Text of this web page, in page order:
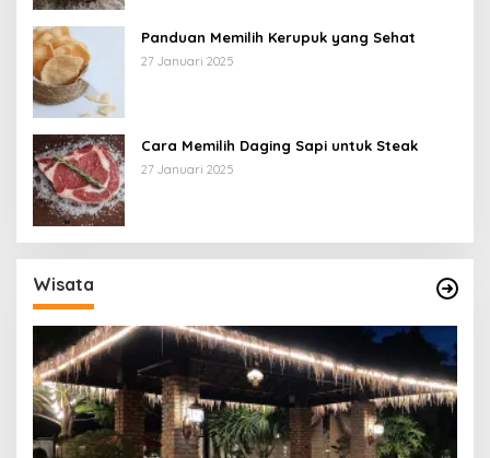
Panduan Memilih Kerupuk yang Sehat
27 Januari 2025
Cara Memilih Daging Sapi untuk Steak
27 Januari 2025
Wisata